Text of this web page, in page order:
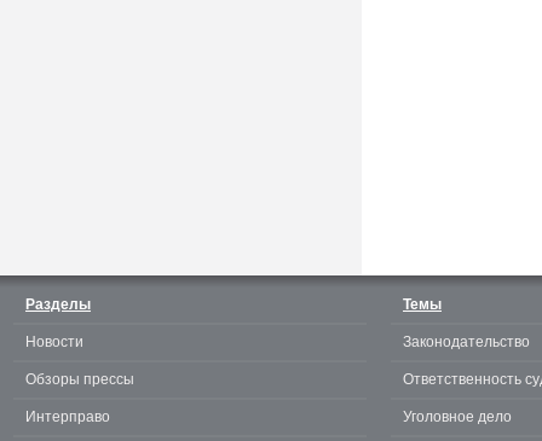
Разделы
Новости
Обзоры прессы
Интерправо
Темы
Законодательство
Ответственность
Уголовное дело